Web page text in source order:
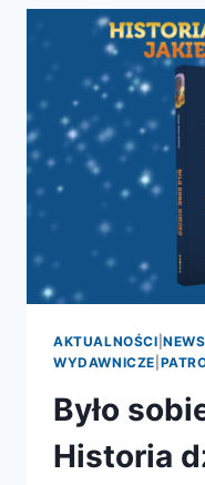
AKTUALNOŚCI |NEWS
WYDAWNICZE
Było
Historia